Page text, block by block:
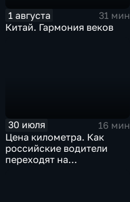
1 августа
31 мин
Китай. Гармония веков
30 июля
16 мин
Цена километра. Как
российские водители
переходят на